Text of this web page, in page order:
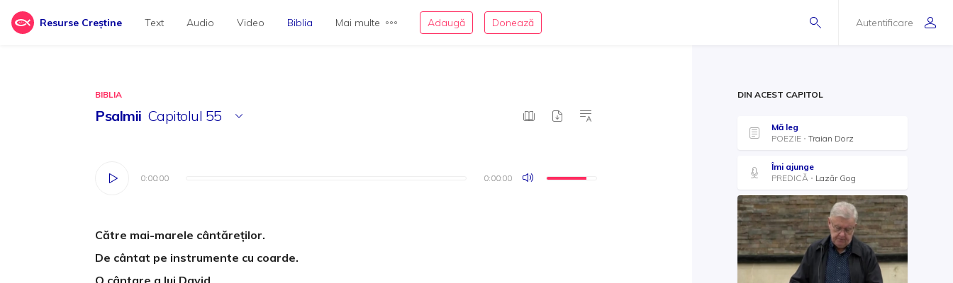
Resurse Creștine Autentificare
Text Audio Video Biblia Mai multe Adaugă Donează
BIBLIA
Psalmii Capitolul 55
0:00:00 0:00:00
0:00:00 0:00:00
Către mai-marele cântăreţilor.
De cântat pe instrumente cu coarde.
O cântare a lui David
DIN ACEST CAPITOL
Mă leg
POEZIE
Traian Dorz
Îmi ajunge
PREDICĂ
Lazăr Gog